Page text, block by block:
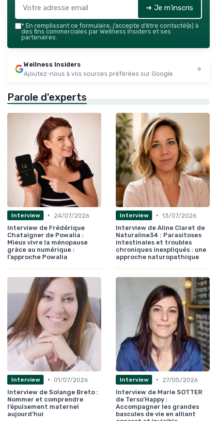
➔ Je m'inscris
* En remplissant ce formulaire, j’accepte d’être contacté(e) à
des fins commerciales par Wellness Insiders et ses
partenaires.
Wellness Insiders
Ajoutez-nous à vos sources préférées sur Google
Parole d'experts
Interview •
24/07/2026
Interview de Frédérique
Chataigner de Powalia :
Mieux vivre la ménopause
grâce au numérique :
l’approche Powalia
Interview • 13/07/2026
Interview de Aline Claret de
Naturaline34 : Parasitoses
intestinales et troubles
chroniques inexpliqués : une
approche naturopathique
Interview • 01/07/2026
Interview de Solange Breto :
Nommer et comprendre
l’épuisement maternel
aujourd’hui
Interview •
27/05/2026
Interview de Marie SOTTER
de Terso'Happy :
Accompagner les grandes
bascules de vie en alliant